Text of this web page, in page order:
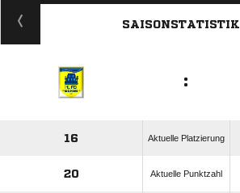
SAISONSTATISTIK
:
16 Aktuelle Platzierung
20 Aktuelle Punktzahl